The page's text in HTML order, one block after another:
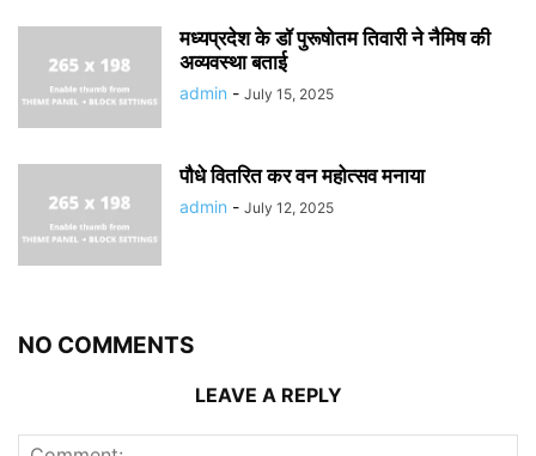
मध्यप्रदेश के डॉ पुरूषोतम तिवारी ने नैमिष की
अव्यवस्था बताई
admin - July 15, 2025
पौधे वितरित कर वन महोत्सव मनाया
admin - July 12, 2025
NO COMMENTS
LEAVE A REPLY